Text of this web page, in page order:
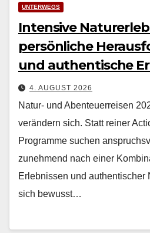
UNTERWEGS
Intensive
persönliche
und authentische
4. AUGUST 2026
Natur- und Abenteuerreisen
verän­dern sich. Statt rein­er
Pro­gramme suchen
zunehmend nach ein­er
Erleb­nis­sen und authen­tis­ch­er
sich bewusst…